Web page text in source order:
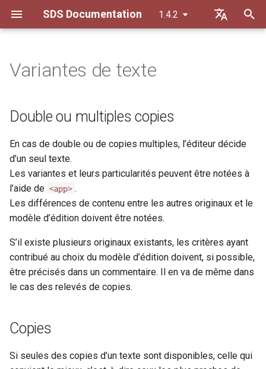
SDS Documentation 1.4.2
i
a
i
e
Normalisation
Caractères spéciaux
Majuscules et minuscule
Ensemble et séparé
Nombres et chiffres
Double ou multiples copies
Copies
Personnes
Organisations et familles
Lieux et espaces
Mots clés
Lemme (Glossaire)
ab
abbr
add
additional
addSpan
altIdentifier
anchor
Variantes de texte
Double ou multiples copies
En cas de double ou de copies multiples, l’éditeur décide
d’un seul texte.
Les variantes et leurs particularités peuvent être notées à
l’aide de <app> .
Les différences de contenu entre les autres originaux et le
modèle d’édition doivent être notées.
S’il existe plusieurs originaux existants, les critères ayant
contribué au choix du modèle d’édition doivent, si possible,
être précisés dans un commentaire. Il en va de même dans
le cas des relevés de copies.
Copies
Si seules des copies d’un texte sont disponibles, celle qui